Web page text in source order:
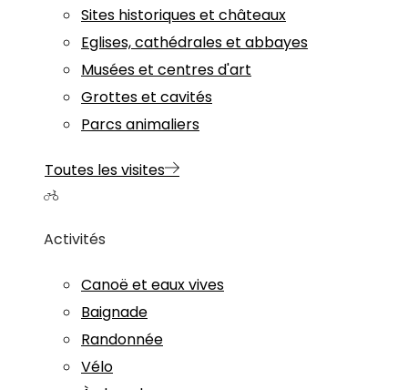
Sites historiques et châteaux
Eglises, cathédrales et abbayes
Musées et centres d'art
Grottes et cavités
Parcs animaliers
Toutes les visites
Activités
Canoë et eaux vives
Baignade
Randonnée
Vélo